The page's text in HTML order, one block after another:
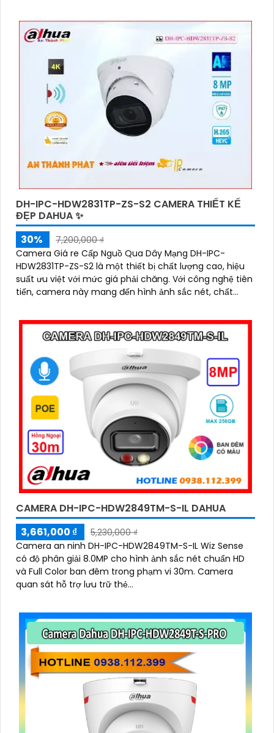
DH-IPC-HDW2831TP-ZS-S2 CAMERA THIẾT KẾ
ĐẸP DAHUA ✨
30%
7,200,000 ₫
Camera Giá re Cấp Nguồ Qua Dây Mạng DH-IPC-
HDW2831TP-ZS-S2 là một thiết bị chất lượng cao, hiệu
suất ưu việt với mức giá phải chăng. Với công nghệ tiên
tiến, camera này mang đến hình ảnh sắc nét, chất
CAMERA DH-IPC-HDW2849TM-S-IL DAHUA
3,661,000 ₫
5,230,000 ₫
Camera an ninh DH-IPC-HDW2849TM-S-IL Wiz Sense
có độ phân giải 8.0MP cho hình ảnh sắc nét chuẩn HD
và Full Color ban đêm trong phạm vi 30m. Camera
quan sát hỗ trợ lưu trữ thẻ...